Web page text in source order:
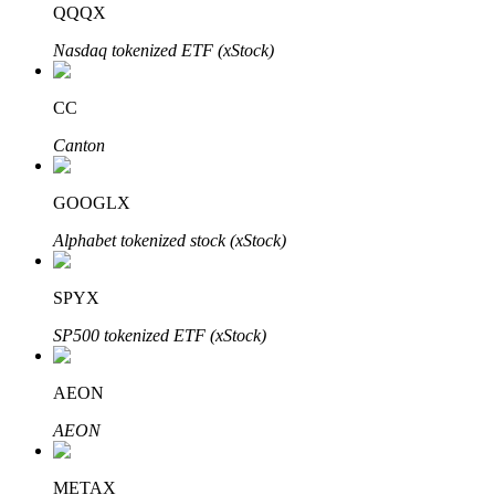
Penguncian BTR
Investasi eksklusif untuk pemegang BTR
Pinjaman
QQQX
Nasdaq tokenized ETF (xStock)
CC
Canton
GOOGLX
Alphabet tokenized stock (xStock)
SPYX
SP500 tokenized ETF (xStock)
AEON
AEON
METAX